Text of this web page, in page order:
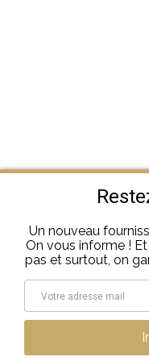
Un nouveau
On vous informe !
pas et surtout, on